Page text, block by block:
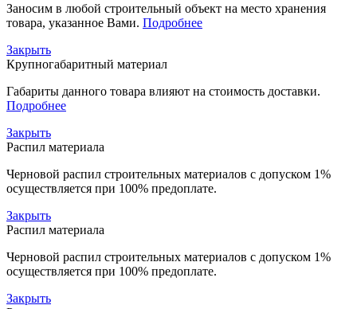
Заносим в любой строительный объект на место хранения
товара, указанное Вами. Подробнее
Закрыть
Крупногабаритный материал
Габариты данного товара влияют на стоимость доставки.
Подробнее
Закрыть
Распил материала
Черновой распил строительных материалов с допуском 1%
осуществляется при 100% предоплате.
Закрыть
Распил материала
Черновой распил строительных материалов с допуском 1%
осуществляется при 100% предоплате.
Закрыть